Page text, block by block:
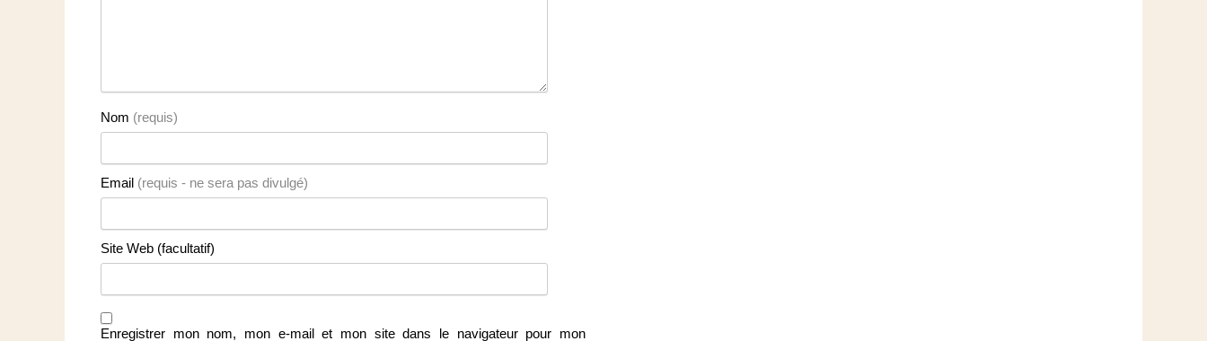
Nom (requis)
Email (requis - ne sera pas divulgé)
Site Web (facultatif)
Enregistrer mon nom, mon e-mail et mon site dans le navigateur pour mon